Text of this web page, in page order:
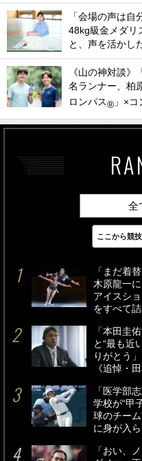
「会場の声は
48kg級金メダリ
と、声を活かし
《山の神対談》
名ランナー、柏
ロンパス® 」×
全
最新
「まだ着
木原龍一
アイスシ
をすべて詰
「本田圭
と“最も近
りがとう
《追悼・
「医学部
学校が“甲
球のチー
に身が入ら
「おい、
ここから競